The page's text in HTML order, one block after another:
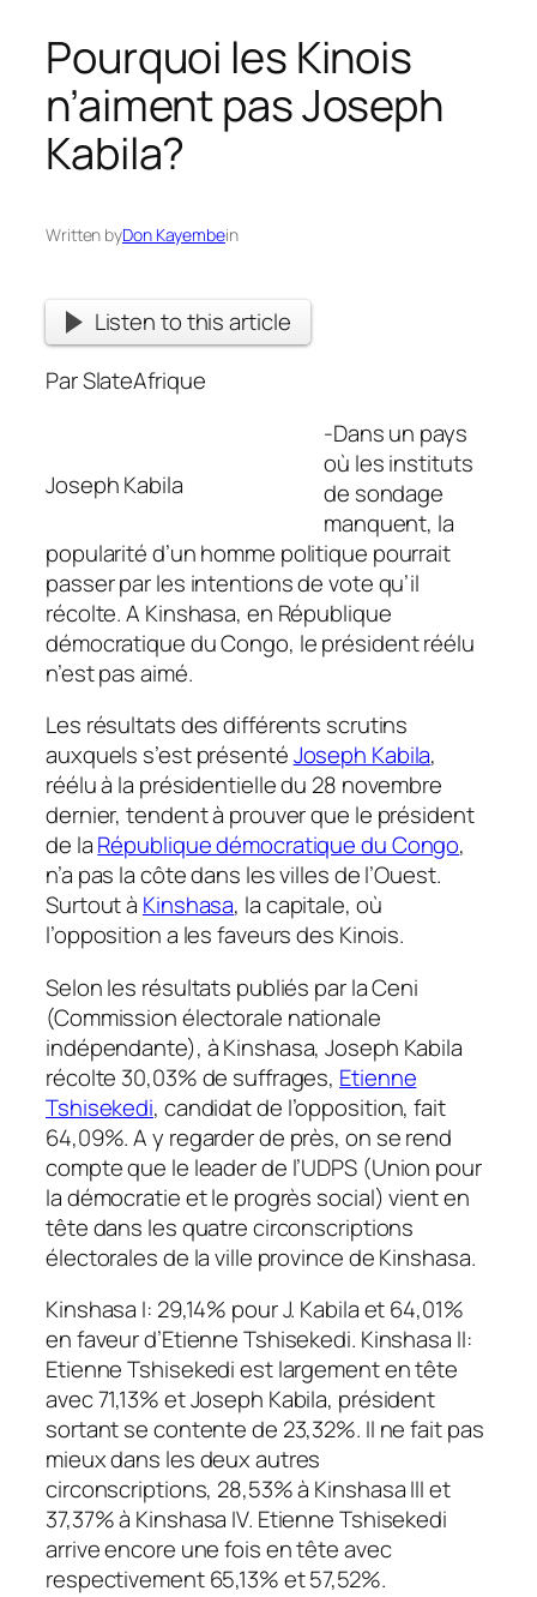
Pourquoi les Kinois
n’aiment pas Joseph
Kabila?
Written byDon Kayembein
Listen to this article
Par SlateAfrique
Joseph Kabila
-Dans un pays
où les instituts
de sondage
manquent, la
popularité d’un homme politique pourrait
passer par les intentions de vote qu’il
récolte. A Kinshasa, en République
démocratique du Congo, le président réélu
n’est pas aimé.
Les résultats des différents scrutins
auxquels s’est présentéJoseph Kabila,
réélu à la présidentielle du 28 novembre
dernier, tendent à prouver que le président
de laRépublique démocratique du Congo,
n’a pas la côte dans les villes de l’Ouest.
Surtout à Kinshasa, la capitale, où
l’opposition a les faveurs des Kinois.
Selon les résultats publiés par la Ceni
(Commission électorale nationale
indépendante), à Kinshasa, Joseph Kabila
récolte 30,03% de suffrages, Etienne
Tshisekedi, candidat de l’opposition, fait
64,09%. A y regarder de près, on se rend
compte que le leader de l’UDPS (Union pour
la démocratie et le progrès social) vient en
tête dans les quatre circonscriptions
électorales de la ville province de Kinshasa.
Kinshasa I: 29,14% pour J. Kabila et 64,01%
en faveur d’Etienne Tshisekedi. Kinshasa II:
Etienne Tshisekedi est largement en tête
avec 71,13% et Joseph Kabila, président
sortant se contente de 23,32%. Il ne fait pas
mieux dans les deux autres
circonscriptions, 28,53% à Kinshasa III et
37,37% à Kinshasa IV. Etienne Tshisekedi
arrive encore une fois en tête avec
respectivement 65,13% et 57,52%.